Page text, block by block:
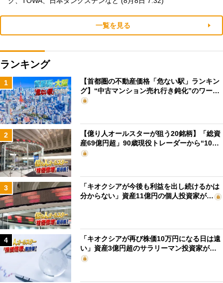
一覧を見る
ランキング
1
【首都圏の不動産価格「危ない駅」ランキン
グ】“中古マンション売れ行き鈍化”のワー…
2
【億り人オールスターが狙う20銘柄】「総資
産69億円超」90歳現役トレーダーから“10…
3
「キオクシアが今後も利益を出し続けるかは
分からない」資産11億円の個人投資家が…
4
「キオクシアが再び株価10万円になる日は遠
い」資産3億円超のサラリーマン投資家が…